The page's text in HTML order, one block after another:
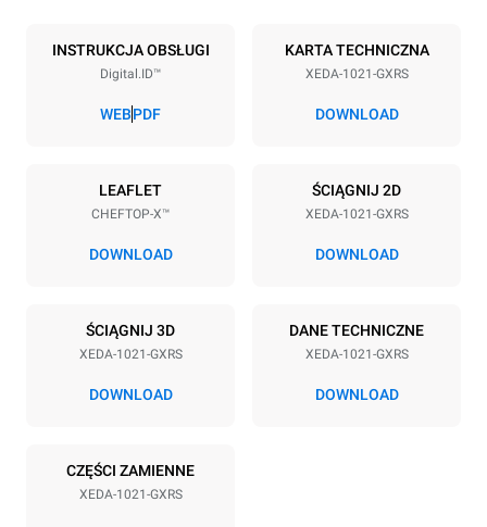
10 GN 2/1
Rozstaw blach
220-240V 1~ 2,2 kW
Typ wtyczki
Schuko | ✓
Zużycie w kWh
INSTRUKCJA OBSŁUGI
Digital.ID™
WEBPDF
KARTA TECHNICZNA
XEDA-1021-GXRS
DOWNLOAD
LEAFLET
CHEFTOP-X™
DOWNLOAD
ŚCIĄGNIJ 2D
XEDA-1021-GXRS
DOWNLOAD
ŚCIĄGNIJ 3D
XEDA-1021-GXRS
DOWNLOAD
DANE TECHNICZNE
XEDA-1021-GXRS
DOWNLOAD
CZĘŚCI ZAMIENNE
XEDA-1021-GXRS